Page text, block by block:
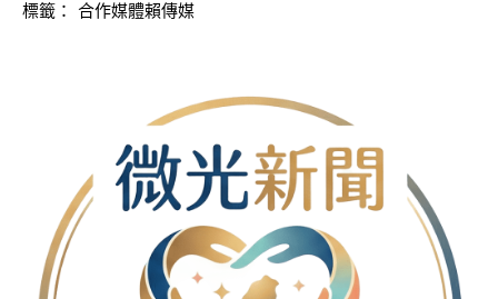
標籤： 合作媒體賴傳媒